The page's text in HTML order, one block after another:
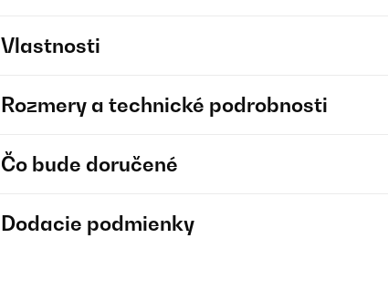
Vlastnosti
Rozmery a technické podrobnosti
Čo bude doručené
Dodacie podmienky